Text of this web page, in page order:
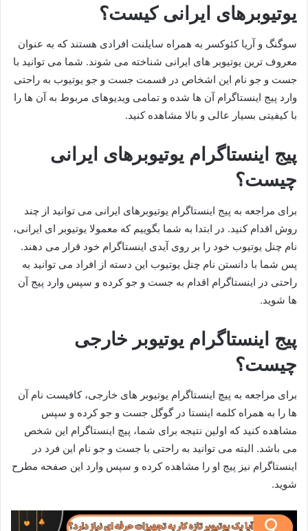
یوتیوبرهای ایرانی کیست؟
سوگنگ و آریا کئوکسر به همراه سایلنت افرادی هستند که به عنوان
معروف ترین یوتیوبر های ایرانی شناخته می شوند. شما می توانید با
جست و جو نام این اشخاص در قسمت جست و جو یوتیوب به راحتی
وارد پیج اینستاگرام آن ها شده و تمامی ویدیوهای مربوط به آن ها را
با کیفیتی بسیار عالی و بالا مشاهده کنید.
پیج اینستاگرام یوتیوبرهای ایرانی
چیست؟
برای مراجعه به پیج اینستاگرام یوتیوبرهای ایرانی می توانید از چند
روش اقدام کنید. در ابتدا به شما بگوییم که معمولا یوتیوبر ای ایرانی،
نام چنل یوتیوب خود را بر روی آیدی اینستاگرام خود قرار می دهند.
پس شما با دانستن نام چنل یوتیوب این دسته از افراد می توانید به
راحتی در اینستاگرام اقدام به جست و جو کرده و سپس وارد پیج آن
ها شوید.
پیج اینستاگرام یوتیوبر خارجی
چیست؟
برای مراجعه به پیچ اینستاگرام یوتیوبر های خارجی، کافیست نام آن
ها را به همراه کلمه اینستا در گوگل جست و جو کرده و سپس
مشاهده کنید که اولین نتیجه برای شما، پیچ اینستاگرام این شخص
می باشد. البته می توانید به راحتی با جست و جو نام این فرد در
اینستاگرام نیز پیج او را مشاهده کرده و سپس وارد این صفحه مطرح
شوید.